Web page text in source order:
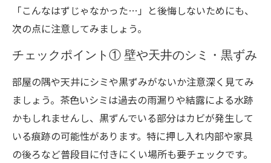
「こんなはずじゃなかった…」と後悔しないためにも、
次の点に注意してみましょう。
チェックポイント① 壁や天井のシミ・黒ずみ
部屋の隅や天井にシミや黒ずみがないか注意深く見てみ
ましょう。茶色いシミは過去の雨漏りや結露による水跡
かもしれませんし、黒ずんでいる部分はカビが発生して
いる痕跡の可能性があります。特に押し入れ内部や家具
の後ろなど普段目に付きにくい場所も要チェックです。